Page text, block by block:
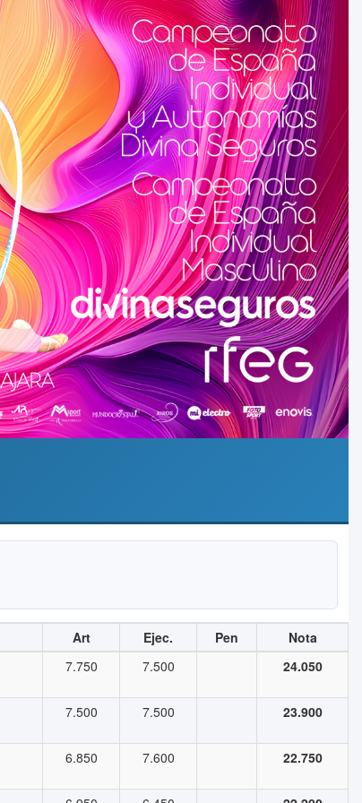
Art Ejec. Pen
Nota
7.750 7.500 24.050
7.500 7.500 23.900
6.850 7.600 22.750